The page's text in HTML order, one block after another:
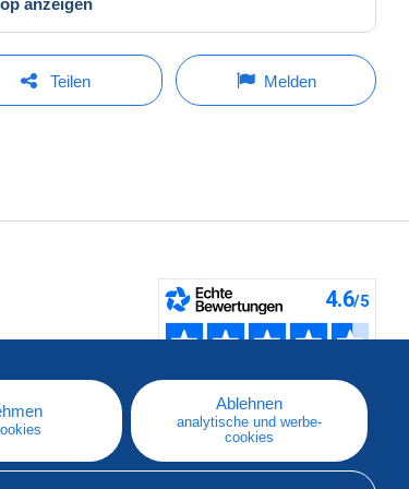
Teilen Melden
Ablehnen
analytische und werbe-
cookies